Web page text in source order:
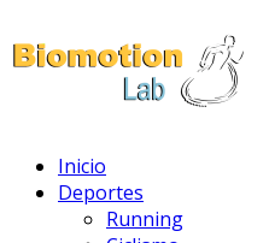
Inicio
Deportes
Running